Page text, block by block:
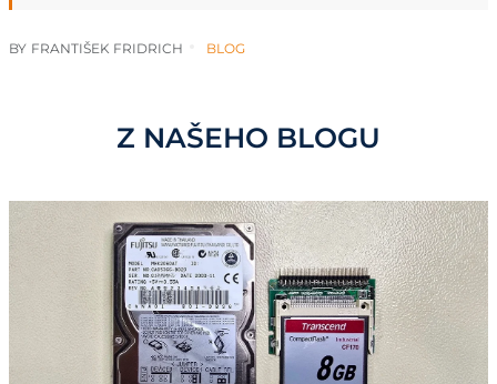
BY FRANTIŠEK FRIDRICH BLOG
Z NAŠEHO BLOGU